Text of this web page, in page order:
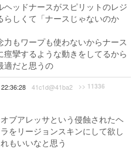
ッドナースがスピリットのレジ
らしくて「ナースじゃないのか
もワープも使わないからナース
攣するような動きをしてるから
適だと思うの
41c1d@41ba2 >> 11336
ブアレッサという侵蝕されたヘ
をリージョンスキンにして欲し
もいいなと思う